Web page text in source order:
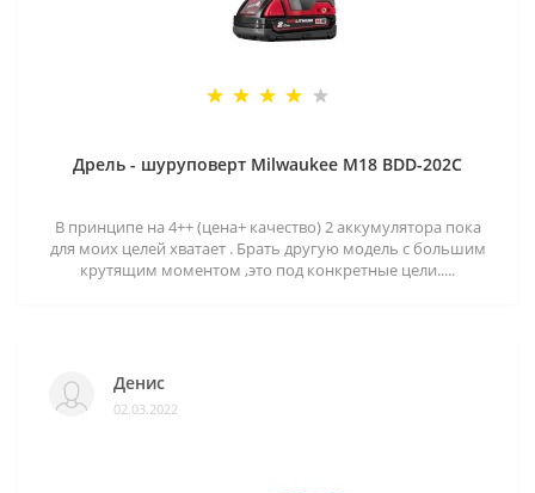
Дрель - шуруповерт Milwaukee M18 BDD-202C
В принципе на 4++ (цена+ качество) 2 аккумулятора пока
для моих целей хватает . Брать другую модель с большим
крутящим моментом ,это под конкретные цели.....
Денис
02.03.2022